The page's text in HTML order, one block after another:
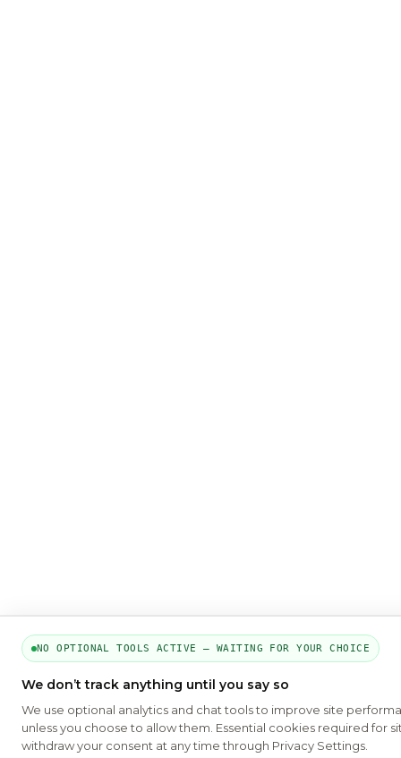
NO OPTIONAL TOOLS ACTIVE — WAITING FOR YOUR CHOICE
We don’t track anything until you say so
We use optional analytics and chat tools to improve site
unless you choose to allow them. Essential cookies required for
withdraw your consent at any time through Privacy Settings.